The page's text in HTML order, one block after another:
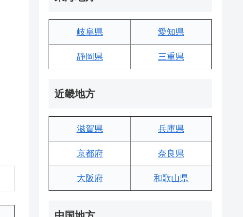
岐阜県 愛知県
静岡県 三重県
近畿地方
滋賀県 兵庫県
京都府 奈良県
大阪府 和歌山県